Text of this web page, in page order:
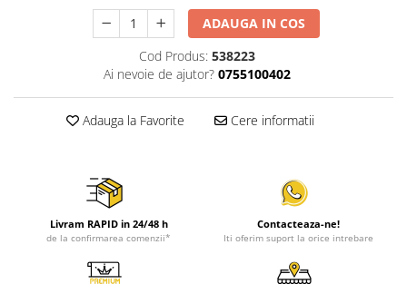
ADAUGA IN COS
Cod Produs: 538223
Ai nevoie de ajutor? 0755100402
Adauga la Favorite Cere informatii
Livram RAPID in 24/48 h
de la confirmarea comenzii*
Contacteaza-ne!
Iti oferim suport la orice intrebare